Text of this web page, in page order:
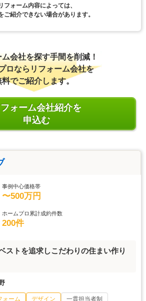
フォーム内容によっては、
ご紹介できない場合があります。
ム会社を探す手間を削減！
ロならリフォーム会社を
料でご紹介します。
フォーム会社紹介を
申込む
事例中心価格帯
〜500万円
ホームプロ累計成約件数
200件
ストを追求しこだわりの住まい作り
ォーム デザイン
一貫担当者制